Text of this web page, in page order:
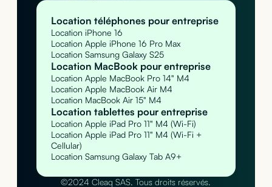
Location téléphones pour entreprise
Location iPhone 16
Location Apple iPhone 16 Pro Max
Location Samsung Galaxy S25
Location MacBook pour entreprise
Location Apple MacBook Pro 14" M4
Location Apple MacBook Air M4
Location MacBook Air 15" M4
Location tablettes pour entreprise
Location Apple iPad Pro 11" M4 (Wi-Fi)
Location Apple iPad Pro 11" M4 (Wi-Fi +
Cellular)
Location Samsung Galaxy Tab A9+
©2024 Cleaq SAS. Tous droits réservés.